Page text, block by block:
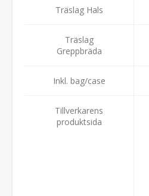
Träslag Hals
Träslag
Greppbräda
Inkl. bag/case
Tillverkarens
produktsida